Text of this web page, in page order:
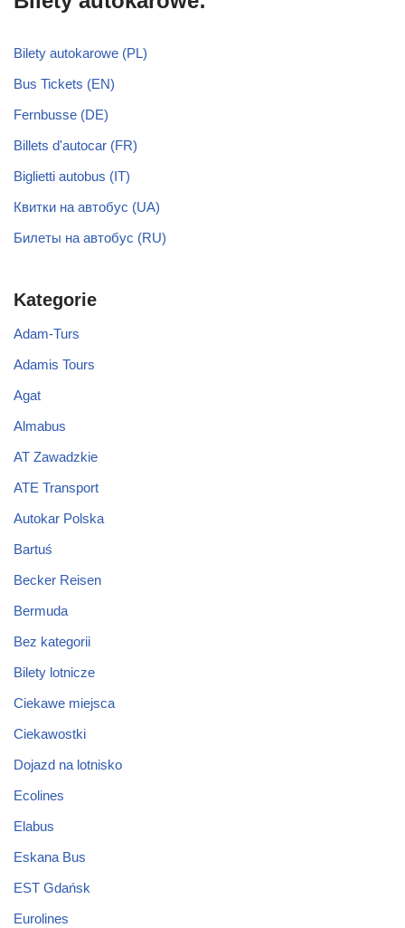
Bilety autokarowe (PL)
Bus Tickets (EN)
Fernbusse (DE)
Billets d'autocar (FR)
Biglietti autobus (IT)
Квитки на автобус (UA)
Билеты на автобус (RU)
Kategorie
Adam-Turs
Adamis Tours
Agat
Almabus
AT Zawadzkie
ATE Transport
Autokar Polska
Bartuś
Becker Reisen
Bermuda
Bez kategorii
Bilety lotnicze
Ciekawe miejsca
Ciekawostki
Dojazd na lotnisko
Ecolines
Elabus
Eskana Bus
EST Gdańsk
Eurolines